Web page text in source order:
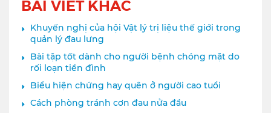
BÀI VIẾT KHÁC
Khuyến nghị của hội Vật lý trị liệu thế giới trong
quản lý đau lưng
Bài tập tốt dành cho người bệnh chóng mặt do
rối loạn tiền đình
Biểu hiện chứng hay quên ở người cao tuổi
Cách phòng tránh cơn đau nửa đầu